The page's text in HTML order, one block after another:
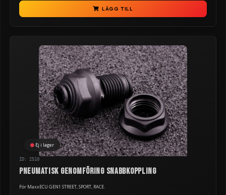
LÄGG TILL
Ej i lager
ID: 2510
Pneumatisk genomföring snabbkoppling
För MaxxECU GEN1 STREET, SPORT, RACE.